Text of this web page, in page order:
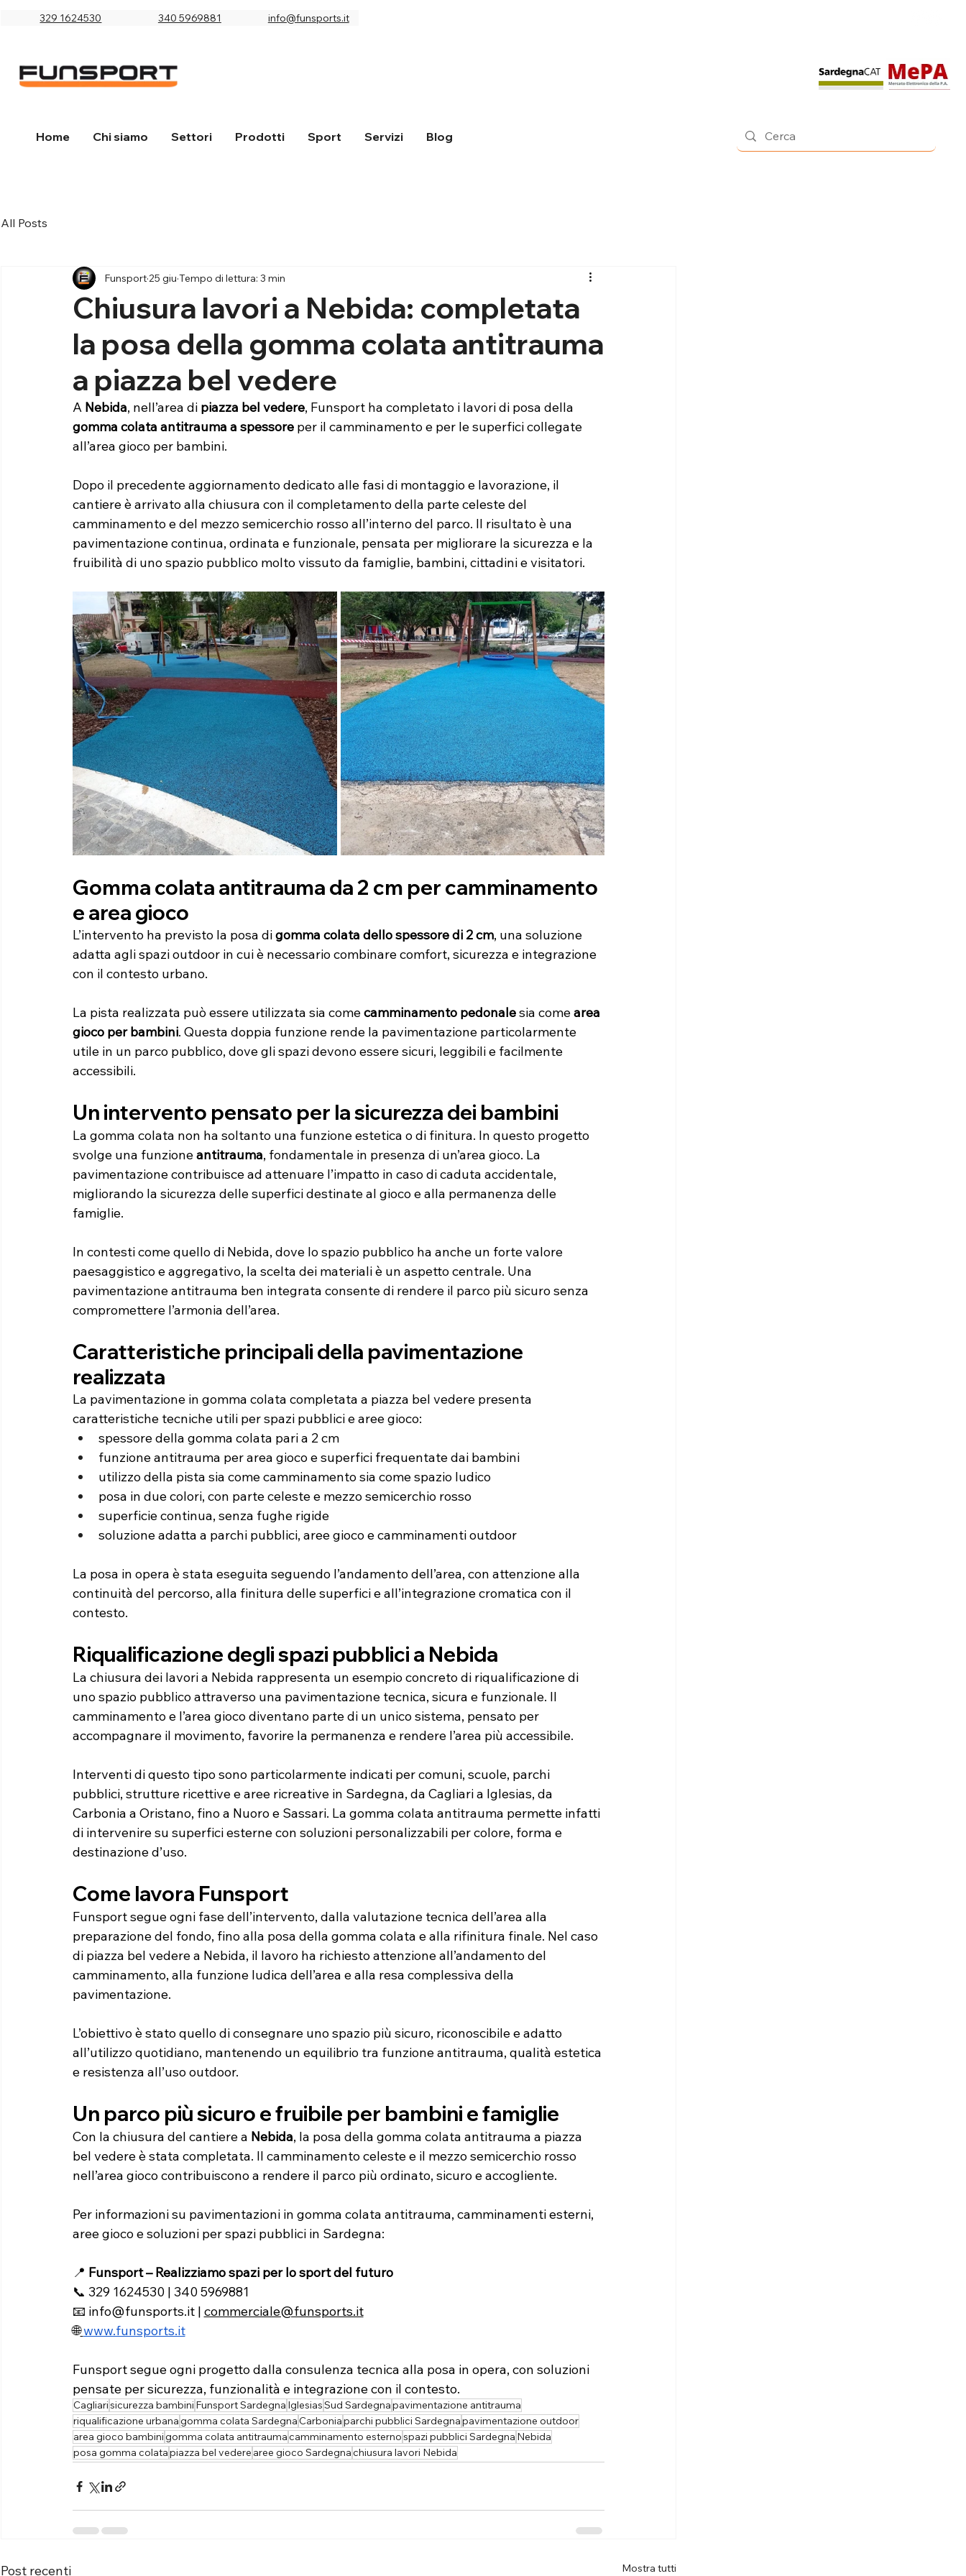
329 1624530 340 5969881 info@funsports.it
Home Chi siamo Settori Prodotti Sport Servizi Blog
All Posts
Chiusura lavori a Nebida: completata
la posa della gomma colata antitrauma
a piazza bel vedere
Funsport 25 giu Tempo di lettura: 3 min
A Nebida, nell’area di piazza bel vedere, Funsport ha completato i lavori di posa della
gomma colata antitrauma a spessore per il camminamento e per le superfici collegate
all’area gioco per bambini.
Dopo il precedente aggiornamento dedicato alle fasi di montaggio e lavorazione, il
cantiere è arrivato alla chiusura con il completamento della parte celeste del
camminamento e del mezzo semicerchio rosso all’interno del parco. Il risultato è una
pavimentazione continua, ordinata e funzionale, pensata per migliorare la sicurezza e la
fruibilità di uno spazio pubblico molto vissuto da famiglie, bambini, cittadini e visitatori.
Gomma colata antitrauma da 2 cm per camminamento
e area gioco
L’intervento ha previsto la posa di gomma colata dello spessore di 2 cm, una soluzione
adatta agli spazi outdoor in cui è necessario combinare comfort, sicurezza e integrazione
con il contesto urbano.
La pista realizzata può essere utilizzata sia come camminamento pedonale sia come area
gioco per bambini. Questa doppia funzione rende la pavimentazione particolarmente
utile in un parco pubblico, dove gli spazi devono essere sicuri, leggibili e facilmente
accessibili.
Un intervento pensato per la sicurezza dei bambini
La gomma colata non ha soltanto una funzione estetica o di finitura. In questo progetto
svolge una funzione antitrauma, fondamentale in presenza di un’area gioco. La
pavimentazione contribuisce ad attenuare l’impatto in caso di caduta accidentale,
migliorando la sicurezza delle superfici destinate al gioco e alla permanenza delle
famiglie.
In contesti come quello di Nebida, dove lo spazio pubblico ha anche un forte valore
paesaggistico e aggregativo, la scelta dei materiali è un aspetto centrale. Una
pavimentazione antitrauma ben integrata consente di rendere il parco più sicuro senza
compromettere l’armonia dell’area.
Caratteristiche principali della pavimentazione
realizzata
La pavimentazione in gomma colata completata a piazza bel vedere presenta
caratteristiche tecniche utili per spazi pubblici e aree gioco:
spessore della gomma colata pari a 2 cm
funzione antitrauma per area gioco e superfici frequentate dai bambini
utilizzo della pista sia come camminamento sia come spazio ludico
posa in due colori, con parte celeste e mezzo semicerchio rosso
superficie continua, senza fughe rigide
soluzione adatta a parchi pubblici, aree gioco e camminamenti outdoor
La posa in opera è stata eseguita seguendo l’andamento dell’area, con attenzione alla
continuità del percorso, alla finitura delle superfici e all’integrazione cromatica con il
contesto.
Riqualificazione degli spazi pubblici a Nebida
La chiusura dei lavori a Nebida rappresenta un esempio concreto di riqualificazione di
uno spazio pubblico attraverso una pavimentazione tecnica, sicura e funzionale. Il
camminamento e l’area gioco diventano parte di un unico sistema, pensato per
accompagnare il movimento, favorire la permanenza e rendere l’area più accessibile.
Interventi di questo tipo sono particolarmente indicati per comuni, scuole, parchi
pubblici, strutture ricettive e aree ricreative in Sardegna, da Cagliari a Iglesias, da
Carbonia a Oristano, fino a Nuoro e Sassari. La gomma colata antitrauma permette infatti
di intervenire su superfici esterne con soluzioni personalizzabili per colore, forma e
destinazione d’uso.
Come lavora Funsport
Funsport segue ogni fase dell’intervento, dalla valutazione tecnica dell’area alla
preparazione del fondo, fino alla posa della gomma colata e alla rifinitura finale. Nel caso
di piazza bel vedere a Nebida, il lavoro ha richiesto attenzione all’andamento del
camminamento, alla funzione ludica dell’area e alla resa complessiva della
pavimentazione.
L’obiettivo è stato quello di consegnare uno spazio più sicuro, riconoscibile e adatto
all’utilizzo quotidiano, mantenendo un equilibrio tra funzione antitrauma, qualità estetica
e resistenza all’uso outdoor.
Un parco più sicuro e fruibile per bambini e famiglie
Con la chiusura del cantiere a Nebida, la posa della gomma colata antitrauma a piazza
bel vedere è stata completata. Il camminamento celeste e il mezzo semicerchio rosso
nell’area gioco contribuiscono a rendere il parco più ordinato, sicuro e accogliente.
Per informazioni su pavimentazioni in gomma colata antitrauma, camminamenti esterni,
aree gioco e soluzioni per spazi pubblici in Sardegna:
📍 Funsport – Realizziamo spazi per lo sport del futuro
📞 329 1624530 | 340 5969881
📧 info@funsports.it | commerciale@funsports.it
🌐www.funsports.it
Funsport segue ogni progetto dalla consulenza tecnica alla posa in opera, con soluzioni
pensate per sicurezza, funzionalità e integrazione con il contesto.
Cagliarisicurezza bambini Funsport Sardegna IglesiasSud Sardegnapavimentazione antitrauma
riqualificazione urbanagomma colata SardegnaCarboniaparchi pubblici Sardegnapavimentazione outdoor
area gioco bambinigomma colata antitraumacamminamento esternospazi pubblici Sardegna Nebida
posa gomma colatapiazza bel vedere aree gioco Sardegnachiusura lavori Nebida
Post recenti Mostra tutti